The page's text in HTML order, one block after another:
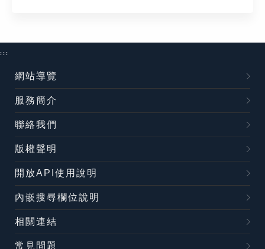
:::
網站導覽
服務簡介
聯絡我們
版權聲明
開放API使用說明
內嵌搜尋欄位說明
相關連結
常見問題